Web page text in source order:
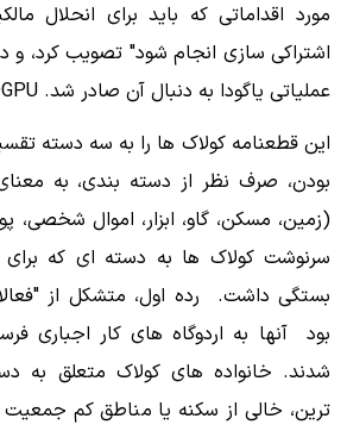
مورد اقداماتی که باید برای انحلال
عملیاتی یاگودا به دنبال آن صادر شد. OGPU، شماره 44/21.
این قطعنامه کولاک ها را به سه دسته
بودن، صرف نظر از دسته بندی، به
(زمین، مسکن، گاو، ابزار، اموال
سرنوشت کولاک ها به دسته ای که برای
بستگی داشت. رده اول، متشکل از
بود آنها به اردوگاه های کار اجباری
شدند. خانواده های کولاک متعلق به
ترین، خالی از سکنه یا مناطق کم